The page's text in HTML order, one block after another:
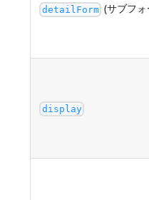
detailForm (サブフォ
display